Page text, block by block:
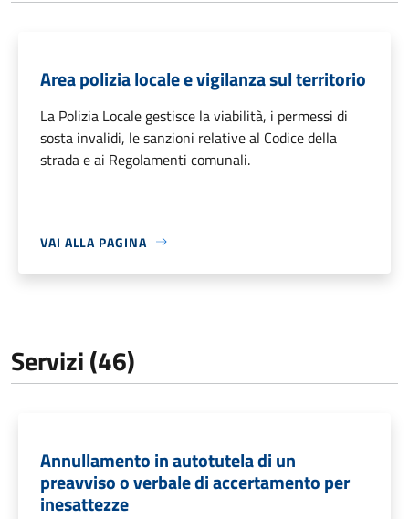
Area polizia locale e vigilanza sul territorio
La Polizia Locale gestisce la viabilità, i permessi di
sosta invalidi, le sanzioni relative al Codice della
strada e ai Regolamenti comunali.
VAI ALLA PAGINA
Servizi (46)
Annullamento in autotutela di un
preavviso o verbale di accertamento per
inesattezze